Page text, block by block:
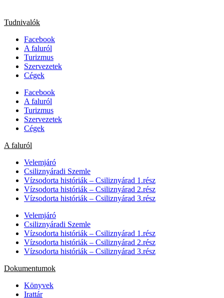
Tudnivalók
Facebook
A faluról
Turizmus
Szervezetek
Cégek
Facebook
A faluról
Turizmus
Szervezetek
Cégek
A faluról
Velemjáró
Csiliznyáradi Szemle
Vízsodorta históriák – Csiliznyárad 1.rész
Vízsodorta históriák – Csiliznyárad 2.rész
Vízsodorta históriák – Csiliznyárad 3.rész
Velemjáró
Csiliznyáradi Szemle
Vízsodorta históriák – Csiliznyárad 1.rész
Vízsodorta históriák – Csiliznyárad 2.rész
Vízsodorta históriák – Csiliznyárad 3.rész
Dokumentumok
Könyvek
Irattár